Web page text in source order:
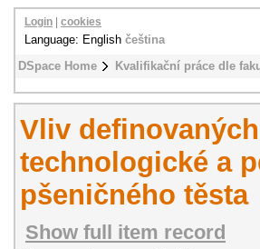
DSpace Home Kvalifikační práce dle
Login cookies
Language: English čeština
Vliv
technologické a
pšeničného těsta
Show full item record